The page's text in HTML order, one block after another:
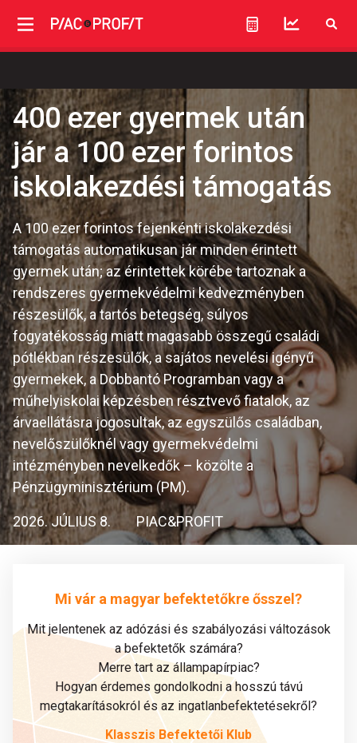
400 ezer gyermek után
jár a 100 ezer forintos
iskolakezdési támogatás
A 100 ezer forintos fejenkénti iskolakezdési
támogatás automatikusan jár minden érintett
gyermek után; az érintettek körébe tartoznak a
rendszeres gyermekvédelmi kedvezményben
részesülők, a tartós betegség, súlyos
fogyatékosság miatt magasabb összegű családi
pótlékban részesülők, a sajátos nevelési igényű
gyermekek, a Dobbantó Programban vagy a
műhelyiskolai képzésben résztvevő fiatalok, az
árvaellátásra jogosultak, az egyszülős családban,
nevelőszülőknél vagy gyermekvédelmi
intézményben nevelkedők – közölte a
Pénzügyminisztérium (PM).
2026. JÚLIUS 8. PIAC&PROFIT
Mi vár a magyar befektetőkre ősszel?
Mit jelentenek az adózási és szabályozási változások
a befektetők számára?
Merre tart az állampapírpiac?
Hogyan érdemes gondolkodni a hosszú távú
megtakarításokról és az ingatlanbefektetésekről?
Klasszis Befektetői Klub